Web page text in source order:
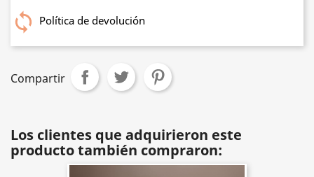
Política de devolución
Compartir
Los clientes que adquirieron este
producto también compraron: